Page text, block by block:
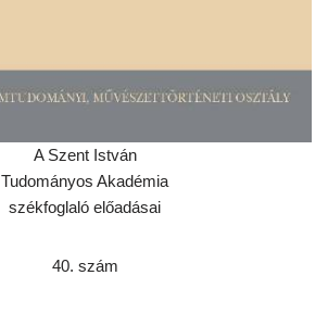
A Szent István
Tudományos Akadémia
székfoglaló előadásai
40. szám